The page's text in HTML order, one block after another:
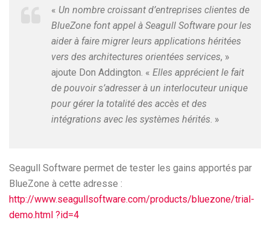
« Un nombre croissant d’entreprises clientes de
BlueZone font appel à Seagull Software pour les
aider à faire migrer leurs applications héritées
vers des architectures orientées services, »
ajoute Don Addington. « Elles apprécient le fait
de pouvoir s’adresser à un interlocuteur unique
pour gérer la totalité des accès et des
intégrations avec les systèmes hérités. »
Seagull Software permet de tester les gains apportés par
BlueZone à cette adresse :
http://www.seagullsoftware.com/products/bluezone/trial-
demo.html ?id=4